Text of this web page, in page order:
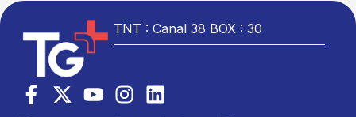
TNT : Canal 38 BOX : 30